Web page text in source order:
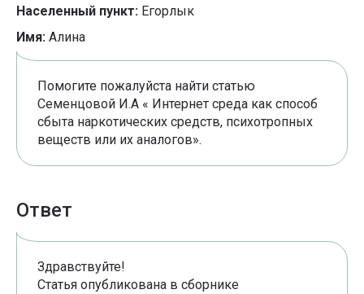
Населенный пункт: Егорлык
Имя: Алина
Помогите пожалуйста найти статью
Семенцовой И.А « Интернет среда как способ
сбыта наркотических средств, психотропных
веществ или их аналогов».
Ответ
Здравствуйте!
Статья опубликована в сборнике